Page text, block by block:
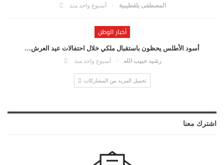
المصطفى بلقطيبية أسبوع واحد منذ
أخبار الوطن
أسود الأطلس يحظون باستقبال ملكي خلال احتفالات عيد العرش…
رشيد حبيب الله أسبوع واحد منذ
تحميل المزيد من المشاركات
اشترك معنا